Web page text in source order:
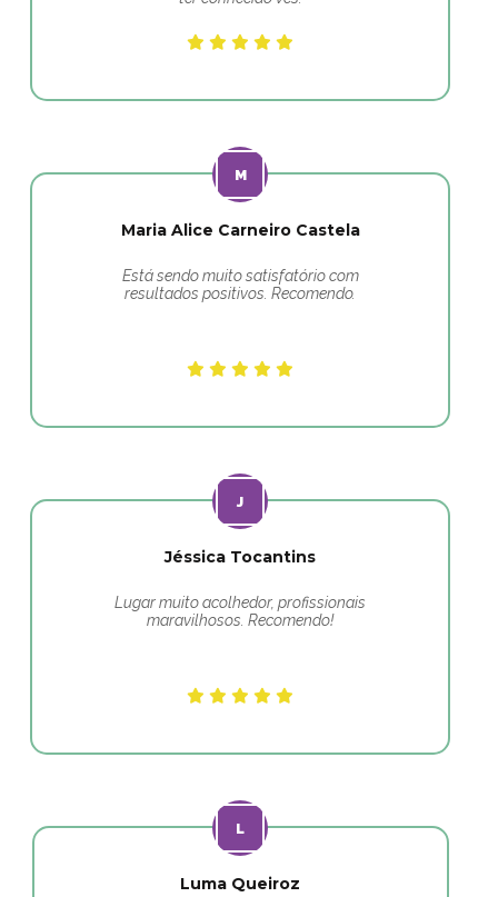
Maria Alice Carneiro Castela
Está sendo muito satisfatório com
resultados positivos. Recomendo.
Jéssica Tocantins
Lugar muito acolhedor, profissionais
maravilhosos. Recomendo!
Luma Queiroz